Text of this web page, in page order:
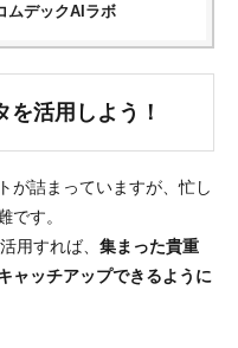
ムデックAIラボ
活用しよう！
が詰まっていますが、忙し
です。
用すれば、 集まった貴重
ャッチアップできるように